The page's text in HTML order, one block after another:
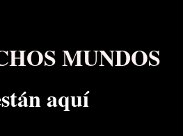
MUNDOS
aquí